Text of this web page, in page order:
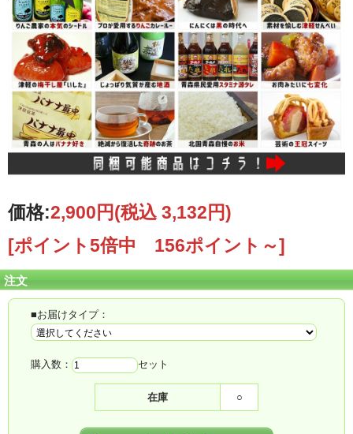
価格:2,900円(税込 3,132円)
[ポイント5倍中 156ポイント～]
注文
■お届けタイプ：
購入数： セット
在庫 ○